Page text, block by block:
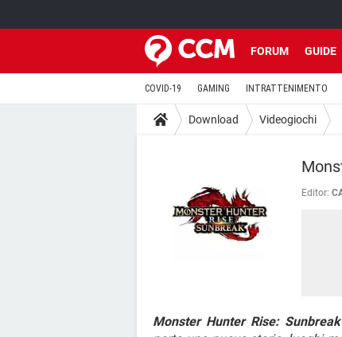
FORUM GUIDE
COVID-19 GAMING INTRATTENIMENTO
Download Videogiochi
Editor:
Monster Hunter Rise: Sunbreak